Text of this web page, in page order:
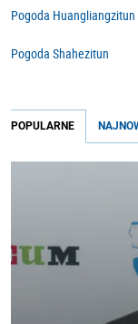
Pogoda Huangliangzitun
Pogoda Shahezitun
POPULARNE